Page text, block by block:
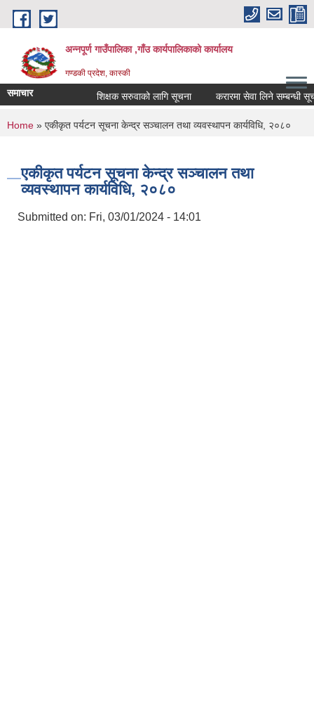
Skip to main content
अन्नपूर्ण गाउँपालिका ,गाँउ कार्यपालिकाको कार्यालय
गण्डकी प्रदेश, कास्की
समाचार शिक्षक सरुवाको लागि सूचना करारमा सेवा लिने सम्बन्धी सूचना
You are here
Home » एकीकृत पर्यटन सूचना केन्द्र सञ्चालन तथा व्यवस्थापन कार्यविधि, २०८०
एकीकृत पर्यटन सूचना केन्द्र सञ्चालन तथा
व्यवस्थापन कार्यविधि, २०८०
Submitted on: Fri, 03/01/2024 - 14:01